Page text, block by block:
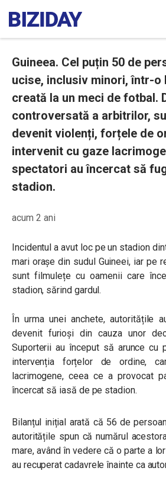
Guineea. Cel puțin 50 de
ucise, inclusiv minori, într-o
creată la un meci de fotbal.
controversată a arbitrilor,
devenit violenți, forțele de
intervenit cu gaze
spectatori au încercat să
stadion.
acum 2 ani
Incidentul a avut loc pe un stadion
mari orașe din sudul Guineei, iar pe
sunt filmulețe cu oamenii care
stadion, sărind gardul.
În urma unei anchete, autoritățile
devenit furioși din cauza unor
Suporterii au început să arunce cu
intervenția forțelor de ordine,
lacrimogene, ceea ce a provocat
încercat să iasă de pe stadion.
Bilanțul inițial arată că 56 de
autoritățile spun că numărul
mare, având în vedere că o parte a
au recuperat cadavrele înainte ca